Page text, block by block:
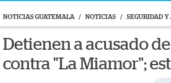
NOTICIAS GUATEMALA / NOTICIAS / SEGURIDAD Y
Detienen a acusado
contra "La Miamor";